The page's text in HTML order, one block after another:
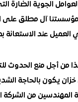
الجوية الضارة
آل مطلق على
العميل عند
من أجل منع الحدوث
يكون بالحاجة
من الشركة